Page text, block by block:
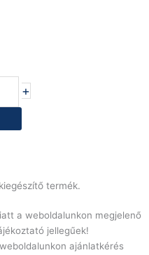
+
termék.
a weboldalunkon megjelenő
jellegűek!
ajánlatkérés